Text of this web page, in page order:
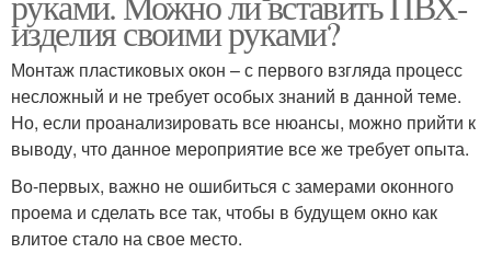
изделия своими руками?
Монтаж пластиковых окон – с первого взгляда процесс
несложный и не требует особых знаний в данной теме.
Но, если проанализировать все нюансы, можно прийти к
выводу, что данное мероприятие все же требует опыта.
Во-первых, важно не ошибиться с замерами оконного
проема и сделать все так, чтобы в будущем окно как
влитое стало на свое место.